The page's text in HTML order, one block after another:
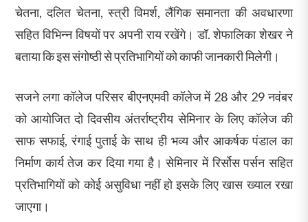
चेतना, दलित चेतना, स्त्री विमर्श, लैंगिक समानता की अवधारणा
सहित विभिन्न विषयों पर अपनी राय रखेंगे। डॉ. शेफालिका शेखर ने
बताया कि इस संगोष्ठी से प्रतिभागियों को काफी जानकारी मिलेगी।
सजने लगा कॉलेज परिसर बीएनएमवी कॉलेज में 28 और 29 नवंबर
को आयोजित दो दिवसीय अंतर्राष्ट्रीय सेमिनार के लिए कॉलेज की
साफ सफाई, रंगाई पुताई के साथ ही भव्य और आकर्षक पंडाल का
निर्माण कार्य तेज कर दिया गया है। सेमिनार में रिर्सोस पर्सन सहित
प्रतिभागियों को कोई असुविधा नहीं हो इसके लिए खास ख्याल रखा
जाएगा।